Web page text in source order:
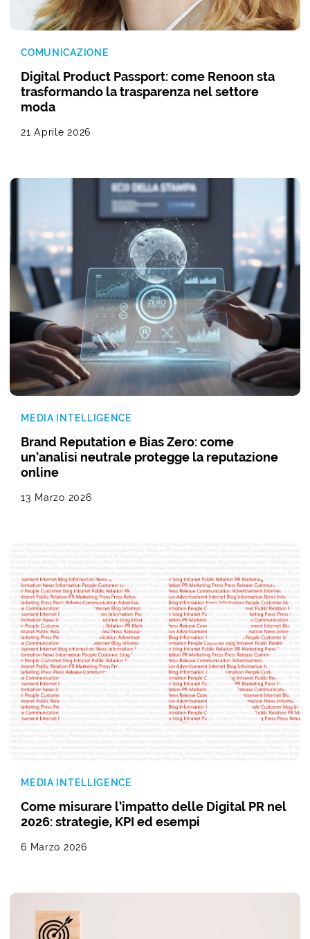
COMUNICAZIONE
Digital Product Passport: come Renoon sta
trasformando la trasparenza nel settore
moda
21 Aprile 2026
MEDIA INTELLIGENCE
Brand Reputation e Bias Zero: come
un’analisi neutrale protegge la reputazione
online
13 Marzo 2026
MEDIA INTELLIGENCE
Come misurare l’impatto delle Digital PR nel
2026: strategie, KPI ed esempi
6 Marzo 2026